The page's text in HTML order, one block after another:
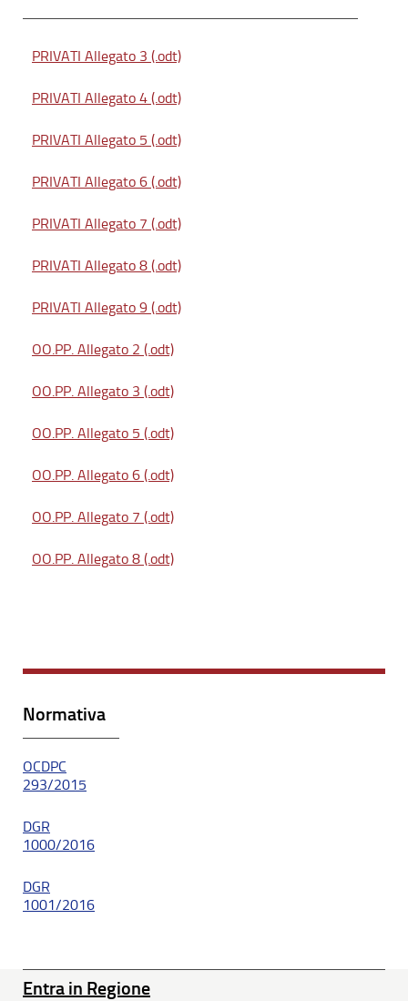
PRIVATI Allegato 3 (.odt)
PRIVATI Allegato 4 (.odt)
PRIVATI Allegato 5 (.odt)
PRIVATI Allegato 6 (.odt)
PRIVATI Allegato 7 (.odt)
PRIVATI Allegato 8 (.odt)
PRIVATI Allegato 9 (.odt)
OO.PP. Allegato 2 (.odt)
OO.PP. Allegato 3 (.odt)
OO.PP. Allegato 5 (.odt)
OO.PP. Allegato 6 (.odt)
OO.PP. Allegato 7 (.odt)
OO.PP. Allegato 8 (.odt)
Normativa
OCDPC
293/2015
DGR
1000/2016
DGR
1001/2016
Entra in Regione